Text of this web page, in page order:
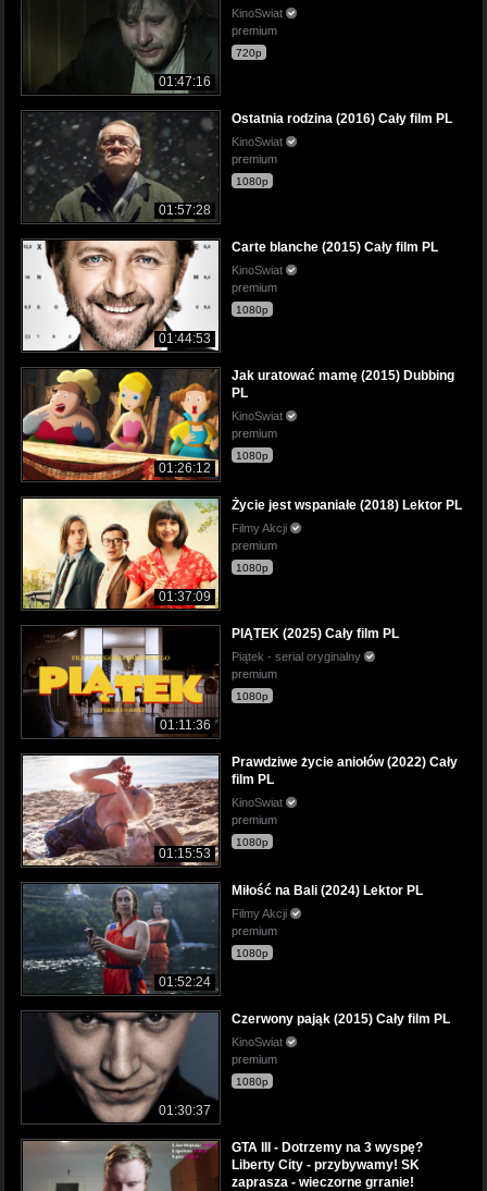
01:47:16
KinoSwiat
premium
720p
01:57:28
Ostatnia rodzina (2016) Cały film PL
KinoSwiat
premium
1080p
01:44:53
Carte blanche (2015) Cały film PL
KinoSwiat
premium
1080p
01:26:12
Jak uratować mamę (2015) Dubbing
PL
KinoSwiat
premium
1080p
01:37:09
Życie jest wspaniałe (2018) Lektor PL
Filmy Akcji
premium
1080p
01:11:36
PIĄTEK (2025) Cały film PL
Piątek - serial oryginalny
premium
1080p
01:15:53
Prawdziwe życie aniołów (2022) Cały
film PL
KinoSwiat
premium
1080p
01:52:24
Miłość na Bali (2024) Lektor PL
Filmy Akcji
premium
1080p
01:30:37
Czerwony pająk (2015) Cały film PL
KinoSwiat
premium
1080p
GTA III - Dotrzemy na 3 wyspę?
Liberty City - przybywamy! SK
zaprasza - wieczorne grranie!